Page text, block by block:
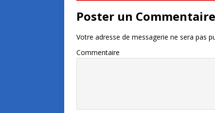
Poster un Commentaire
Votre adresse de messagerie ne sera pas
Commentaire